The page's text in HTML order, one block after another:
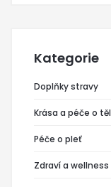
Kategorie
Doplňky stravy
Krása a péče o
Péče o pleť
Zdraví a wellness